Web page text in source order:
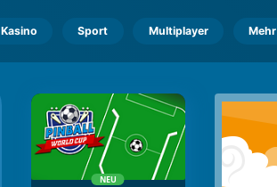
Kasino Sport Multiplayer Mehr
NEU